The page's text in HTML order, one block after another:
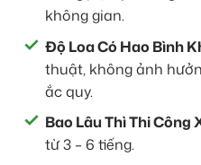
không gian.
Độ Loa Có Hao Bình
thuật, không ảnh
ắc quy.
Bao Lâu Thì Thi Công
từ 3 – 6 tiếng.